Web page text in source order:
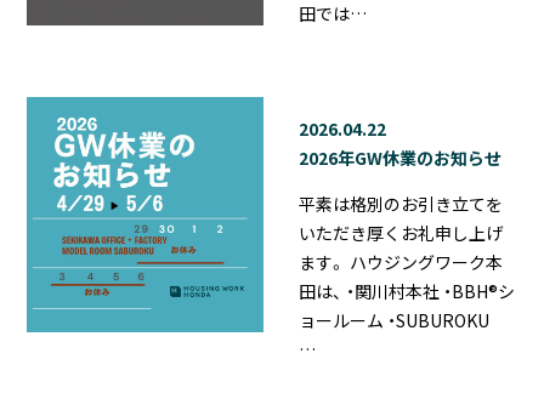
田では…
2026.04.22
2026年GW休業のお知らせ
平素は格別のお引き立てを
いただき厚くお礼申し上げ
ます。 ハウジングワーク本
田は、 ・関川村本社 ・BBH®シ
ョールーム ・SUBUROKU
…